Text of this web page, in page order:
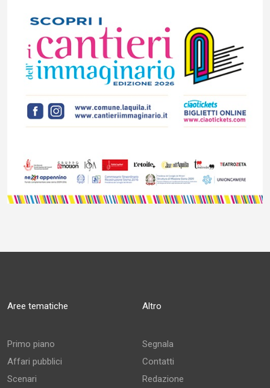
Aree tematiche
Primo piano
Affari pubblici
Scenari
Altro
Segnala
Contatti
Redazione